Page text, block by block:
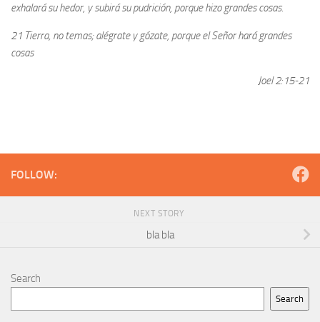
exhalará su hedor, y subirá su pudrición, porque hizo grandes cosas.
21 Tierra, no temas; alégrate y gózate, porque el Señor hará grandes
cosas
Joel 2:15-21
FOLLOW:
NEXT STORY
bla bla
Search
Search